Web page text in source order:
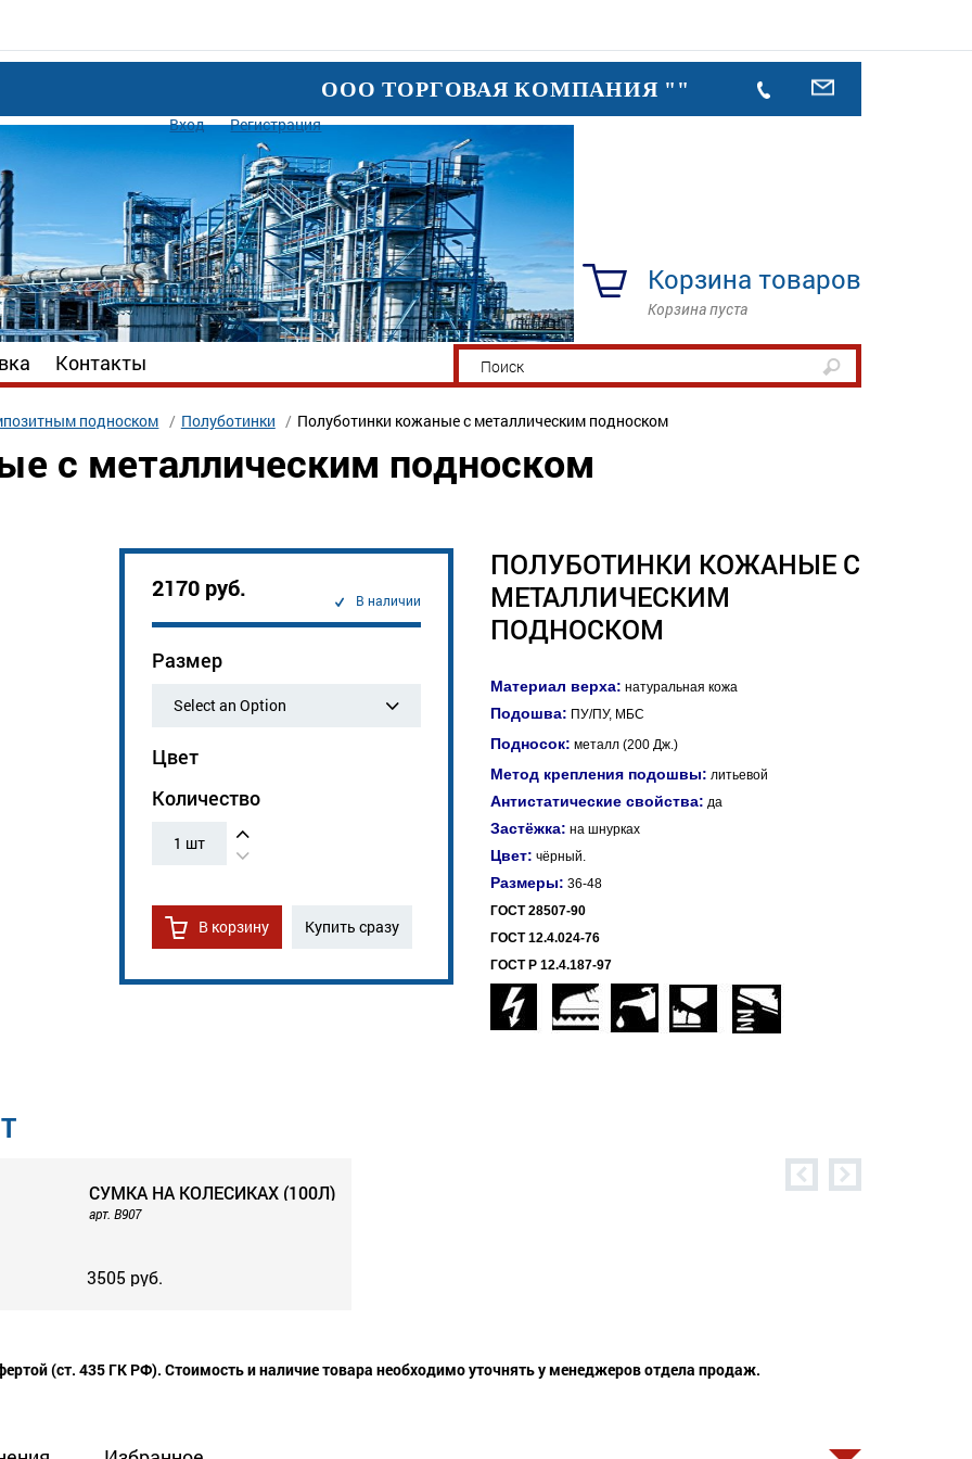
ООО ТОРГОВАЯ КОМПАНИЯ ""
Вход Регистрация
Корзина товаров
Корзина пуста
Контакты
подноском Полуботинки Полуботинки кожаные с металлическим подноском
с металлическим подноском
2170 руб. В наличии
Размер
Select an Option
Цвет
Количество
1 шт
В корзину Купить сразу
ПОЛУБОТИНКИ КОЖАНЫЕ С
МЕТАЛЛИЧЕСКИМ
ПОДНОСКОМ
Материал верха: натуральная кожа
Подошва: ПУ/ПУ, МБС
Подносок: металл (200 Дж.)
Метод крепления подошвы: литьевой
Антистатические свойства: да
Застёжка: на шнурках
Цвет: чёрный.
Размеры: 36-48
ГОСТ 28507-90
ГОСТ 12.4.024-76
ГОСТ Р 12.4.187-97
СУМКА НА КОЛЕСИКАХ (100Л)
арт. B907
3505 руб.
(ст. 435 ГК РФ). Стоимость и наличие товара необходимо уточнять у менеджеров отдела продаж.